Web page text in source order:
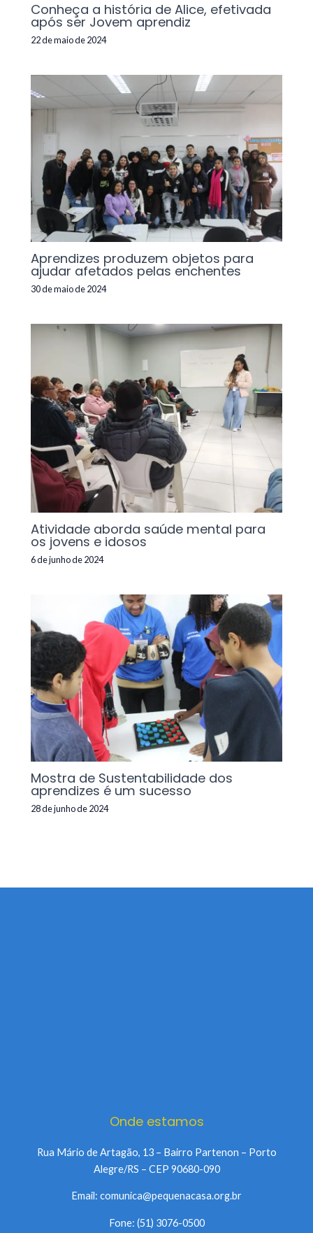
Conheça a história de Alice, efetivada
após ser Jovem aprendiz
22 de maio de 2024
Aprendizes produzem objetos para
ajudar afetados pelas enchentes
30 de maio de 2024
Atividade aborda saúde mental para
os jovens e idosos
6 de junho de 2024
Mostra de Sustentabilidade dos
aprendizes é um sucesso
28 de junho de 2024
Onde estamos
Rua Mário de Artagão, 13 – Bairro Partenon – Porto
Alegre/RS – CEP 90680-090
Email: comunica@pequenacasa.org.br
Fone: (51) 3076-0500